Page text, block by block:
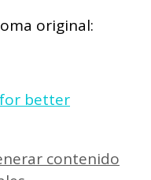
original:
for better
contenido